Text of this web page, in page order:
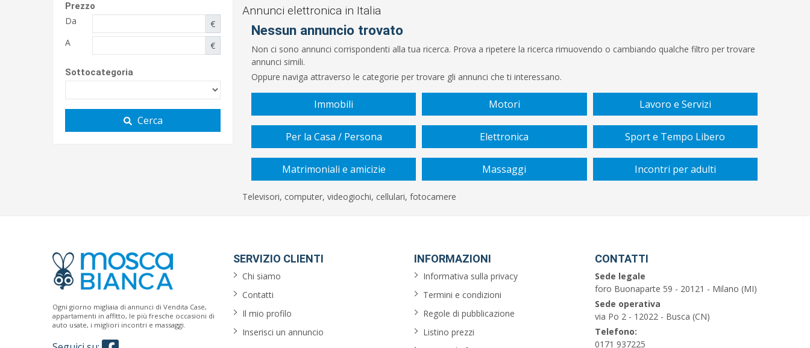
Prezzo
Da
€
A
€
Sottocategoria
Cerca
Annunci elettronica in Italia
Nessun annuncio trovato
Non ci sono annunci corrispondenti alla tua ricerca. Prova a ripetere la ricerca rimuovendo o cambiando qualche filtro per trovare
annunci simili.
Oppure naviga attraverso le categorie per trovare gli annunci che ti interessano.
Immobili Motori Lavoro e Servizi
Per la Casa / Persona Elettronica Sport e Tempo Libero
Matrimoniali e amicizie Massaggi Incontri per adulti
Televisori, computer, videogiochi, cellulari, fotocamere
Ogni giorno migliaia di annunci di Vendita Case,
appartamenti in affitto, le più fresche occasioni di
auto usate, i migliori incontri e massaggi.
SERVIZIO CLIENTI
Chi siamo
Contatti
Il mio profilo
Inserisci un annuncio
INFORMAZIONI
Informativa sulla privacy
Termini e condizioni
Regole di pubblicazione
Listino prezzi
CONTATTI
Sede legale
foro Buonaparte 59 - 20121 - Milano (MI)
Sede operativa
via Po 2 - 12022 - Busca (CN)
Telefono:
0171 937225